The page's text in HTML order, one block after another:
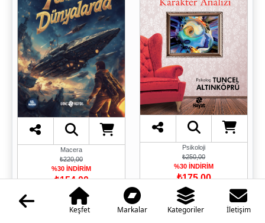
Macera
₺220,00
%30 İNDİRİM
₺154,00
Psikoloji
₺250,00
%30 İNDİRİM
₺175,00
Keşfet Markalar Kategoriler İletişim